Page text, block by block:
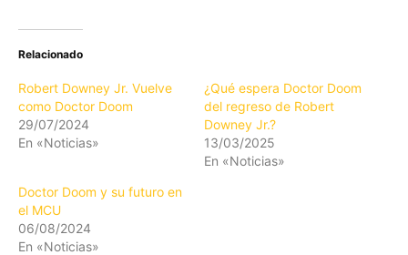
Relacionado
Robert Downey Jr. Vuelve
como Doctor Doom
29/07/2024
En «Noticias»
¿Qué espera Doctor Doom
del regreso de Robert
Downey Jr.?
13/03/2025
En «Noticias»
Doctor Doom y su futuro en
el MCU
06/08/2024
En «Noticias»